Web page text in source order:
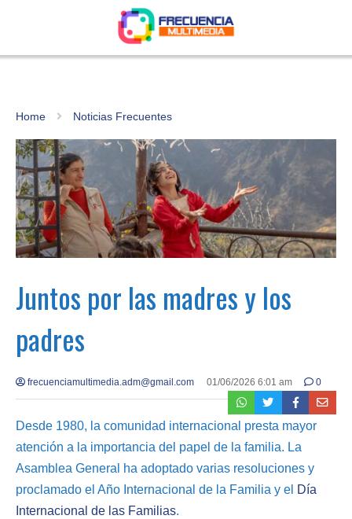
Home Noticias Frecuentes
Juntos por las madres y los
padres
frecuenciamultimedia.adm@gmail.com 01/06/2026 6:01 am 0
Desde 1980, la comunidad internacional presta mayor
atención a la importancia del papel de la familia. La
Asamblea General ha adoptado varias resoluciones y
proclamado el Año Internacional de la Familia y el Día
Internacional de las Familias.